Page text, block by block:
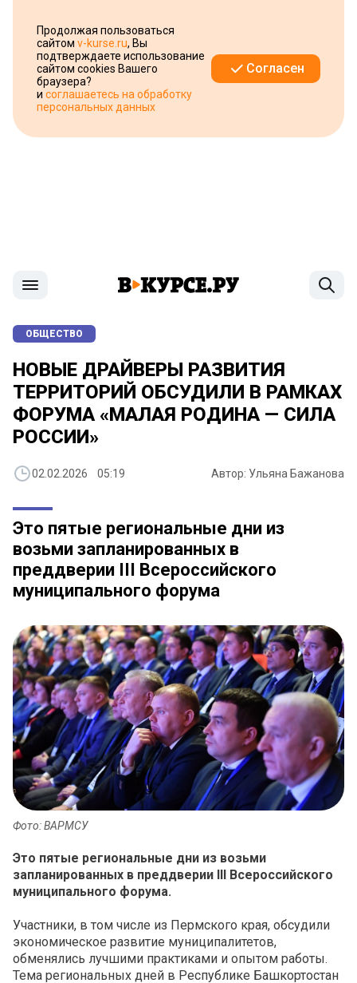
Продолжая пользоваться
сайтом v-kurse.ru, Вы
подтверждаете использование
сайтом cookies Вашего
браузера?
и соглашаетесь на обработку
персональных данных
Согласен
ОБЩЕСТВО
НОВЫЕ ДРАЙВЕРЫ РАЗВИТИЯ
ТЕРРИТОРИЙ ОБСУДИЛИ В РАМКАХ
ФОРУМА «МАЛАЯ РОДИНА — СИЛА
РОССИИ»
02.02.2026 05:19 Автор: Ульяна Бажанова
Это пятые региональные дни из
возьми запланированных в
преддверии III Всероссийского
муниципального форума
Фото: ВАРМСУ
Это пятые региональные дни из возьми
запланированных в преддверии III Всероссийского
муниципального форума.
Участники, в том числе из Пермского края, обсудили
экономическое развитие муниципалитетов,
обменялись лучшими практиками и опытом работы.
Тема региональных дней в Республике Башкортостан